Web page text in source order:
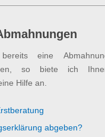
eine
so biete ich
Hilfe an.
abgeben?